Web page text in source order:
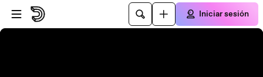
Saltar al reproductor
Saltar al contenido principal
Iniciar sesión